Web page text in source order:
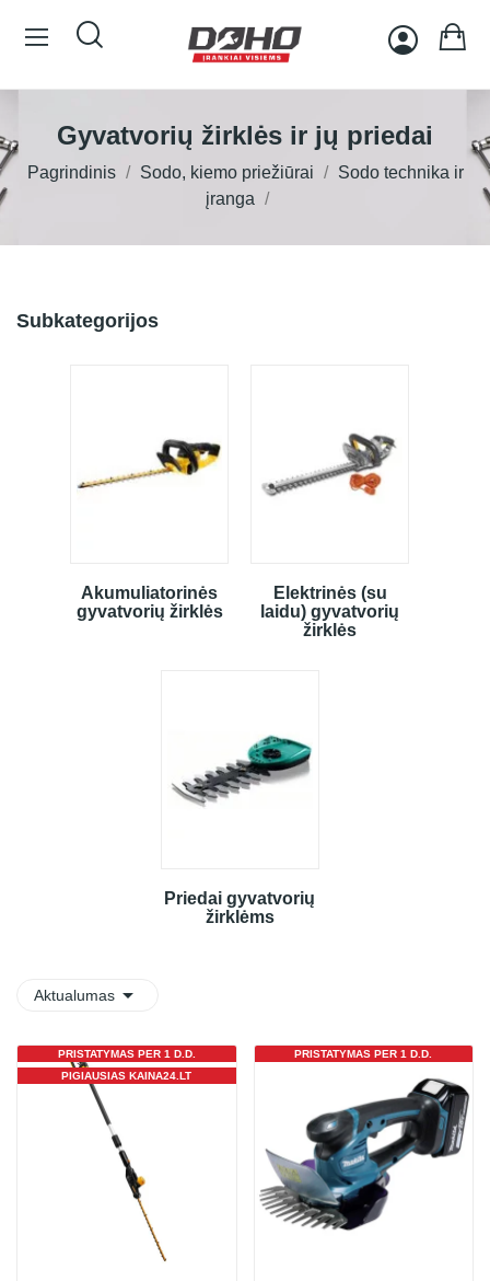
Gyvatvorių žirklės ir jų priedai
Pagrindinis Sodo, kiemo priežiūrai
Sodo technika ir
įranga
Subkategorijos
Akumuliatorinės
gyvatvorių žirklės
Elektrinės (su
laidu) gyvatvorių
žirklės
Priedai gyvatvorių
žirklėms
Aktualumas 
PIGIAUSIAS KAINA24.LT
PRISTATYMAS PER 1 D.D. PRISTATYMAS PER 1 D.D.